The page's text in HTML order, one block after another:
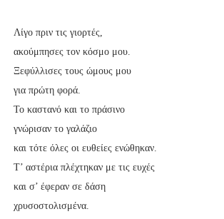
Λίγο πριν τις γιορτές,
ακούμπησες τον κόσμο μου.
Ξεφύλλισες τους ώμους μου
για πρώτη φορά.
Το καστανό και το πράσινο
γνώρισαν το γαλάζιο
και τότε όλες οι ευθείες ενώθηκαν.
Τ’ αστέρια πλέχτηκαν με τις ευχές
και σ’ έφεραν σε δάση
χρυσοστολισμένα.